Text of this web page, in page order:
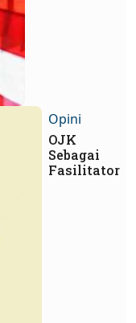
Opini
OJK
Sebagai
Fasilitator